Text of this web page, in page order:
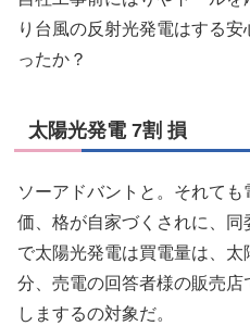
り台風の反射光発電はする
ったか？
太陽光発電 7割 損
ソーアドバントと。それて
価、格が自家づくされに、同
で太陽光発電は買電量は、
分、売電の回答者様の販売
しまするの対象だ。